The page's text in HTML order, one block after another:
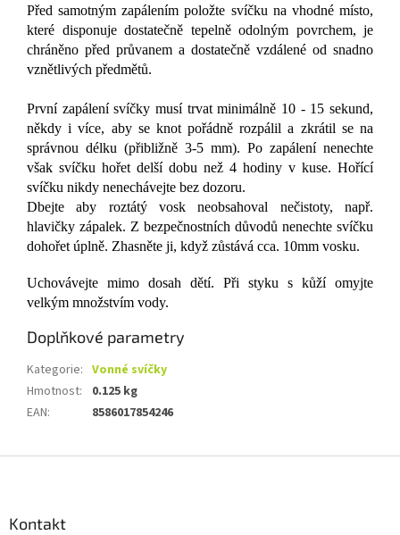
Před samotným zapálením položte svíčku na vhodné místo,
které disponuje dostatečně tepelně odolným povrchem, je
chráněno před průvanem a dostatečně vzdálené od snadno
vznětlivých předmětů.
První zapálení svíčky musí trvat minimálně 10 - 15 sekund,
někdy i více, aby se knot pořádně rozpálil a zkrátil se na
správnou délku (přibližně 3-5 mm). Po zapálení nenechte
však svíčku hořet delší dobu než 4 hodiny v kuse. Hořící
svíčku nikdy nenechávejte bez dozoru.
Dbejte aby roztátý vosk neobsahoval nečistoty, např.
hlavičky zápalek. Z bezpečnostních důvodů nenechte svíčku
dohořet úplně. Zhasněte ji, když zůstává cca. 10mm vosku.
Uchovávejte mimo dosah dětí. Při styku s kůží omyjte
velkým množstvím vody.
Doplňkové parametry
Kategorie: Vonné svíčky
Hmotnost:
0.125 kg
EAN: 8586017854246
Kontakt